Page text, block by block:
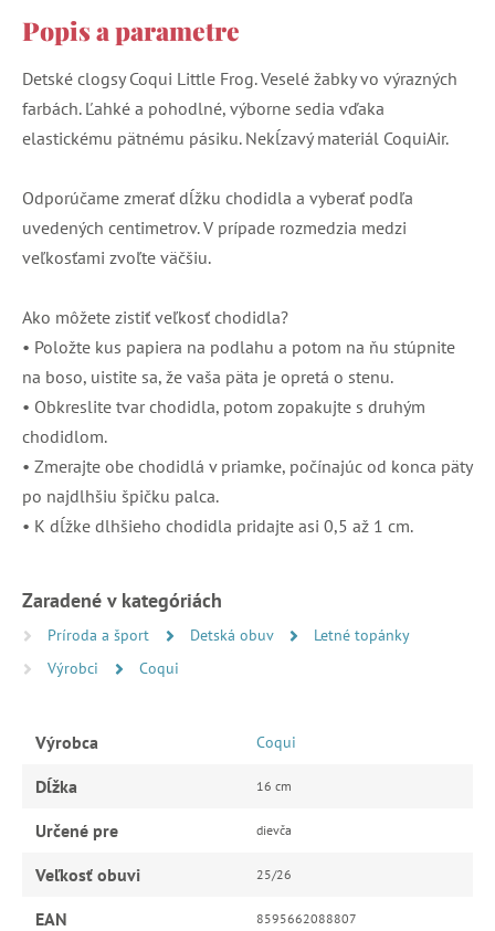
Popis a parametre
Detské clogsy Coqui Little Frog. Veselé žabky vo výrazných
farbách. Ľahké a pohodlné, výborne sedia vďaka
elastickému pätnému pásiku. Nekĺzavý materiál CoquiAir.
Odporúčame zmerať dĺžku chodidla a vyberať podľa
uvedených centimetrov. V prípade rozmedzia medzi
veľkosťami zvoľte väčšiu.
Ako môžete zistiť veľkosť chodidla?
• Položte kus papiera na podlahu a potom na ňu stúpnite
na boso, uistite sa, že vaša päta je opretá o stenu.
• Obkreslite tvar chodidla, potom zopakujte s druhým
chodidlom.
• Zmerajte obe chodidlá v priamke, počínajúc od konca päty
po najdlhšiu špičku palca.
• K dĺžke dlhšieho chodidla pridajte asi 0,5 až 1 cm.
Zaradené v kategóriách
Príroda a šport Detská obuv
Letné topánky
Výrobci
Coqui
Výrobca Coqui
Dĺžka 16 cm
Určené pre dievča
Veľkosť obuvi 25/26
EAN 8595662088807